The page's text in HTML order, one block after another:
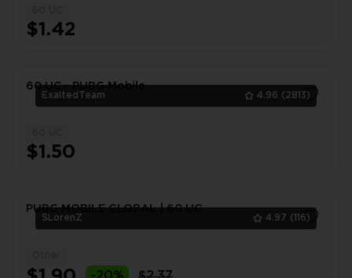
$1.42
ExaltedTeam 4.96 (2813)
60 UC - PUBG Mobile
$1.50
SLorenZ 4.97 (116)
PUBG MOBILE GLOBAL | 60 UC